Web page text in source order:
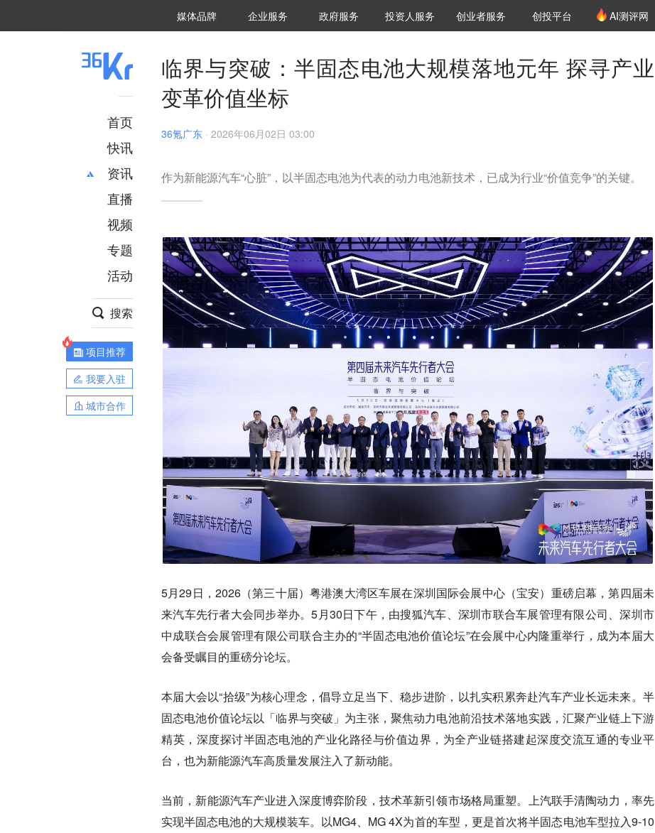
媒体品牌 36Kr研究院
企业服务 城市之窗
政府服务 VClub投资机构库
投资机构职位推介
投资人服务 创投氪堂
创业者服务 创投平台 AI测评网
首页
快讯
资讯
推荐
财经
项目推荐
安徽
直播
视频
专题
活动
搜索
项目推荐
我要入驻
城市合作
临界与突破：半固态电池大规模落地元年 探寻产业
变革价值坐标
36氪广东 · 2026年06月02日 03:00
作为新能源汽车“心脏”，以半固态电池为代表的动力电池新技术，已成为行业“价值竞争”的关键。
5月29日，2026（第三十届）粤港澳大湾区车展在深圳国际会展中心（宝安）重磅启幕，第四届未
来汽车先行者大会同步举办。5月30日下午，由搜狐汽车、深圳市联合车展管理有限公司、深圳市
中成联合会展管理有限公司联合主办的“半固态电池价值论坛”在会展中心内隆重举行，成为本届大
会备受瞩目的重磅分论坛。
本届大会以“拾级”为核心理念，倡导立足当下、稳步进阶，以扎实积累奔赴汽车产业长远未来。半
固态电池价值论坛以「临界与突破」为主张，聚焦动力电池前沿技术落地实践，汇聚产业链上下游
精英，深度探讨半固态电池的产业化路径与价值边界，为全产业链搭建起深度交流互通的专业平
台，也为新能源汽车高质量发展注入了新动能。
当前，新能源汽车产业进入深度博弈阶段，技术革新引领市场格局重塑。上汽联手清陶动力，率先
实现半固态电池的大规模装车。以MG4、MG 4X为首的车型，更是首次将半固态电池车型拉入9-10